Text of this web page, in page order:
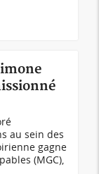
au sein des
gagne
(MGC),